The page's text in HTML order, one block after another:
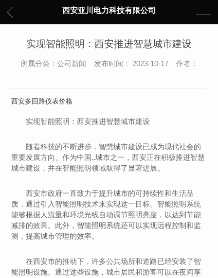
西安亚川电力科技有限公司
实现智能照明：西安推进智慧城市建设
所属分类：公司新闻 发布时间： 2023-10-17 作者：
西安多回路仪表价格
实现智能照明：西安推进智慧城市建设
随着科技的不断进步，智慧城市建设已成为现代社会的
重要发展方向。作为中国..城市之一，西安正在积极推进智慧
城市建设，并在智能照明领域取得了显著进展。
西安市政府一直致力于提升城市的可持续性和生活品
质，通过引入智能照明技术来实现这一目标。智能照明系统
能够根据人流量和环境光线自动调节照明亮度，以达到节能
减排的效果。此外，智能照明系统还可以实现远程控制和监
测，提高城市管理的效率。
在西安市的推动下，许多公共场所和道路已经安装了智
能照明设施。通过这些设施，城市居民和游客可以在夜间享